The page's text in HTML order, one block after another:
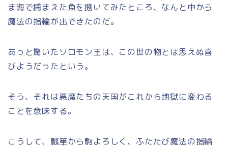
ま海で捕まえた魚を捌いてみたところ、なんと中から
魔法の指輪が出できたのだ。
あっと驚いたソロモン王は、この世の物とは思えぬ喜
びようだったという。
そう、それは悪魔たちの天国がこれから地獄に変わる
ことを意味する。
こうして、瓢箪から駒よろしく、ふたたび魔法の指輪